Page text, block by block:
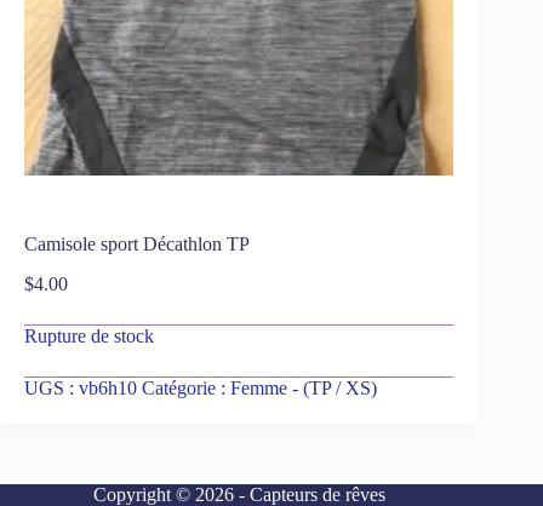
Camisole sport Décathlon TP
$4.00
Rupture de stock
UGS : vb6h10 Catégorie : Femme - (TP / XS)
Copyright © 2026 - Capteurs de rêves